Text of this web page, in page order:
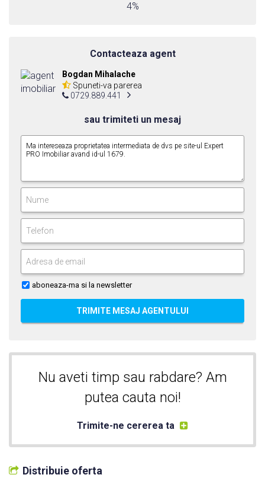
4%
Contacteaza agent
Bogdan Mihalache
Spuneti-va parerea
0729.889.441
sau trimiteti un mesaj
aboneaza-ma si la newsletter
TRIMITE MESAJ AGENTULUI
Nu aveti timp sau rabdare? Am
putea cauta noi!
Trimite-ne cererea ta
Distribuie oferta